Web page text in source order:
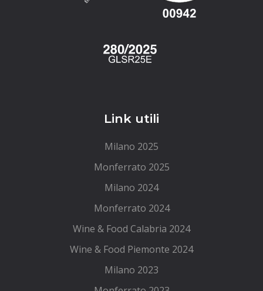
Link utili
Milano 2025
Monferrato 2025
Milano 2024
Monferrato 2024
Wine & Food Calabria 2024
Wine & Food Piemonte 2024
Milano 2023